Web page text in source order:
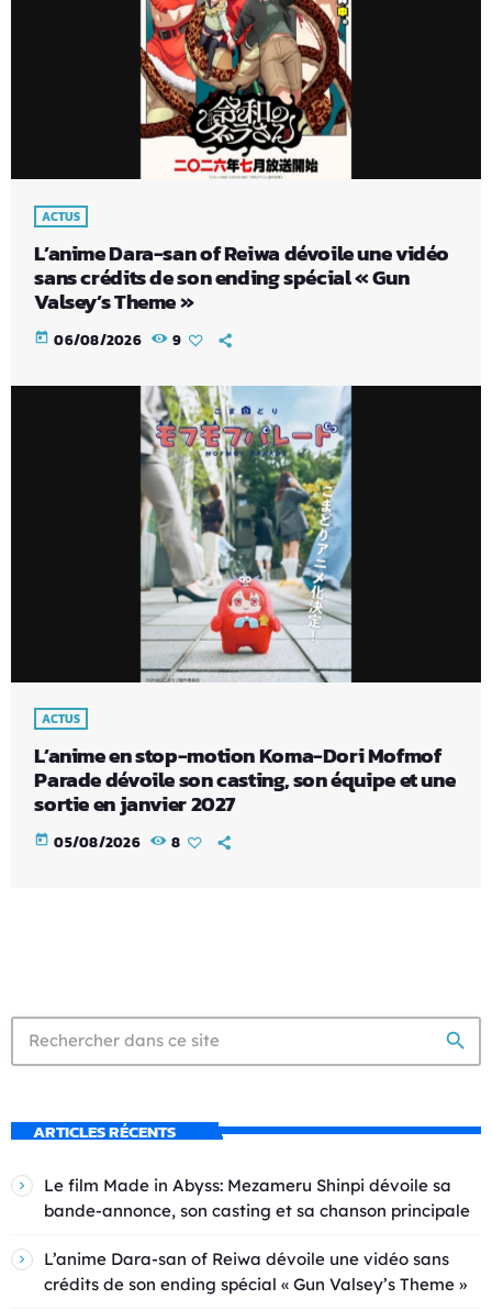
ACTUS
L’anime Dara-san of Reiwa dévoile une vidéo
sans crédits de son ending spécial « Gun
Valsey’s Theme »
today 06/08/2026 9
ACTUS
L’anime en stop-motion Koma-Dori Mofmof
Parade dévoile son casting, son équipe et une
sortie en janvier 2027
today 05/08/2026 8
search
ARTICLES RÉCENTS
Le film Made in Abyss: Mezameru Shinpi dévoile sa
bande-annonce, son casting et sa chanson principale
L’anime Dara-san of Reiwa dévoile une vidéo sans
crédits de son ending spécial « Gun Valsey’s Theme »